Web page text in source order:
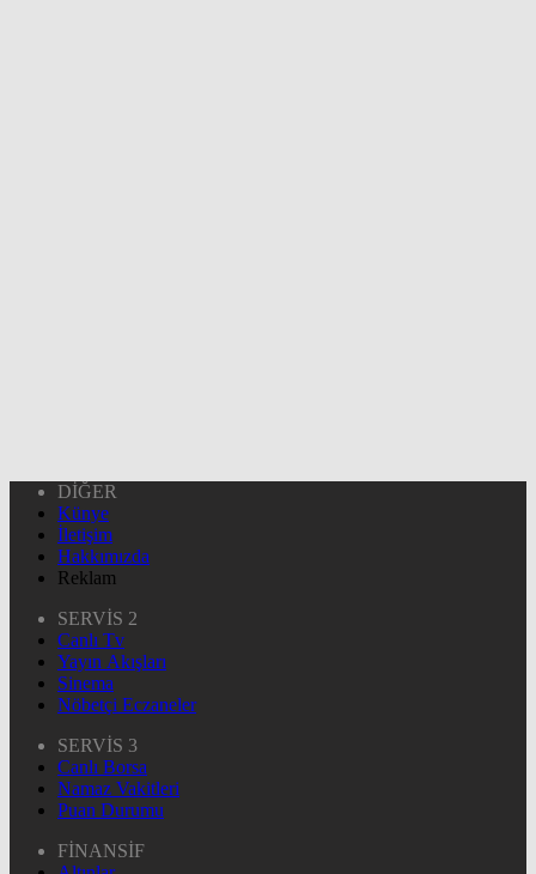
DİĞER
Künye
İletişim
Hakkımızda
Reklam
SERVİS 2
Canlı Tv
Yayın Akışları
Sinema
Nöbetçi Eczaneler
SERVİS 3
Canlı Borsa
Namaz Vakitleri
Puan Durumu
FİNANSİF